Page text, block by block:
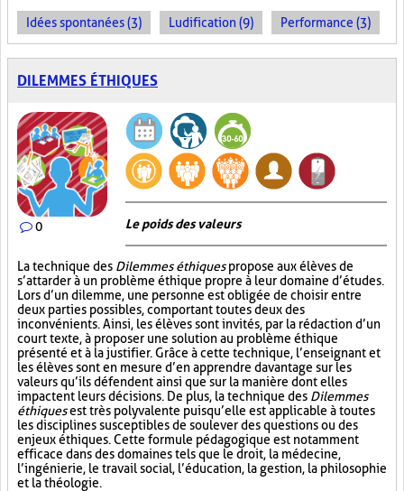
Idées spontanées (3) Ludification (9) Performance (3)
DILEMMES ÉTHIQUES
0 Le poids des valeurs
La technique des Dilemmes éthiquespropose aux élèves de
s’attarder à un problème éthique propre à leur domaine d’études.
Lors d’un dilemme, une personne est obligée de choisir entre
deux parties possibles, comportant toutes deux des
inconvénients. Ainsi, les élèves sont invités, par la rédaction d’un
court texte, à proposer une solution au problème éthique
présenté et à la justifier. Grâce à cette technique, l’enseignant et
les élèves sont en mesure d’en apprendre davantage sur les
valeurs qu’ils défendent ainsi que sur la manière dont elles
impactent leurs décisions. De plus, la technique des Dilemmes
éthiquesest très polyvalente puisqu’elle est applicable à toutes
les disciplines susceptibles de soulever des questions ou des
enjeux éthiques. Cette formule pédagogique est notamment
efficace dans des domaines tels que le droit, la médecine,
l’ingénierie, le travail social, l’éducation, la gestion, la philosophie
et la théologie.